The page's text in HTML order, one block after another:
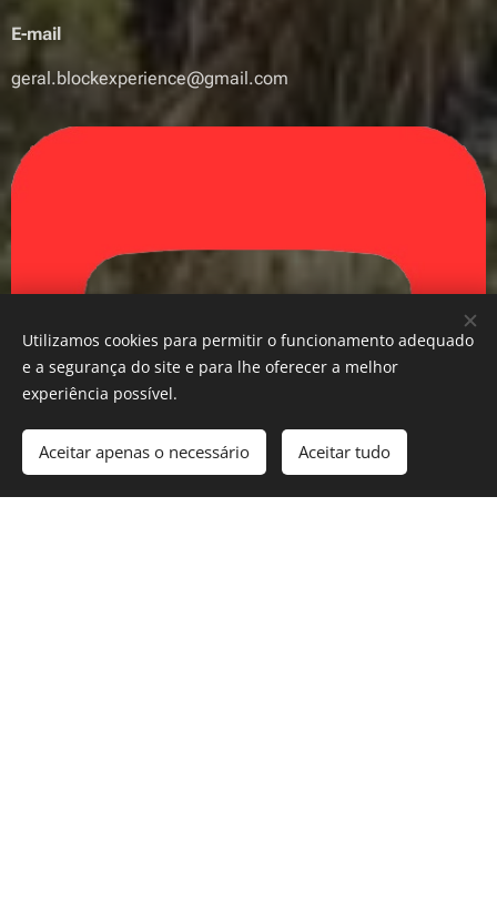
E-mail
geral.blockexperience@gmail.com
Utilizamos cookies para permitir o funcionamento adequado
e a segurança do site e para lhe oferecer a melhor
experiência possível.
Aceitar apenas o necessário Aceitar tudo